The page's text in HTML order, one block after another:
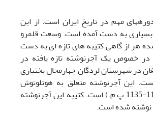
مهم در تاریخ ایران است. از این
بسیاری به دست آمده است. وسعت قلمرو
هر از گاهی کتیبه­ های تازه­ ای به دست
در خصوص یک آجرنوشته تازه یافته در
در شهرستان لردگان چهارمحال بختیاری
سال 1375 است. این آجرنوشته متعلق به هوتلوتوش
اینشوشینگ( 1120-1135 پ م.) است. کتیبه این آجرنوشته
شده است.